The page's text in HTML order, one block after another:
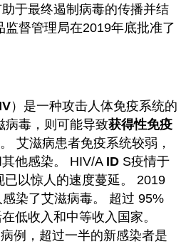
于最终遏制病毒的传播并结
监督管理局在2019年底批准了
）是一种攻击人体免疫系统的
病毒，则可能导致获得性免疫
艾滋病患者免疫系统较弱，
他感染。 HIV/A ID S疫情于
以惊人的速度蔓延。 2019
染了艾滋病毒。 超过 95%
低收入和中等收入国家。
例，超过一半的新感染者是